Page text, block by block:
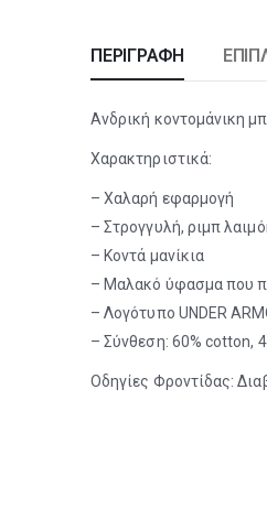
ΠΕΡΙΓΡΑΦΉ
Ανδρική κοντομάνικη
Χαρακτηριστικά:
– Χαλαρή εφαρμογή
– Στρογγυλή, ριμπ
– Κοντά μανίκια
– Μαλακό ύφασμα που
– Λογότυπο UNDER
– Σύνθεση: 60% cotton,
Οδηγίες Φροντίδας: